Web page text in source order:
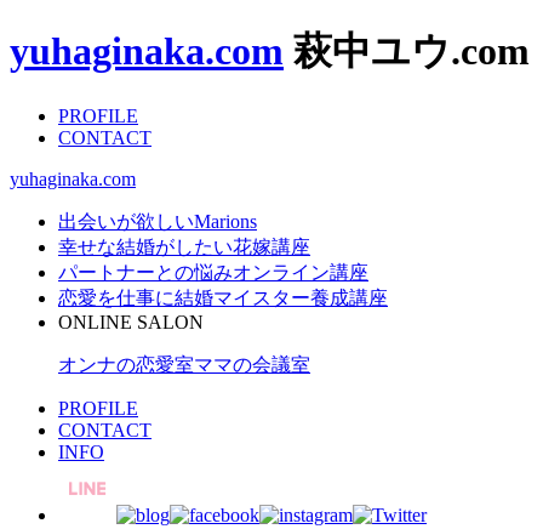
yuhaginaka.com 萩中ユウ.com
PROFILE
CONTACT
yuhaginaka.com
出会いが欲しいMarions
幸せな結婚がしたい花嫁講座
パートナーとの悩みオンライン講座
恋愛を仕事に結婚マイスター養成講座
ONLINE SALON
オンナの恋愛室ママの会議室
PROFILE
CONTACT
INFO